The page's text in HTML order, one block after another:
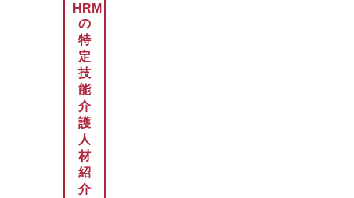
HRM
の
特
定
技
能
介
護
人
材
紹
介